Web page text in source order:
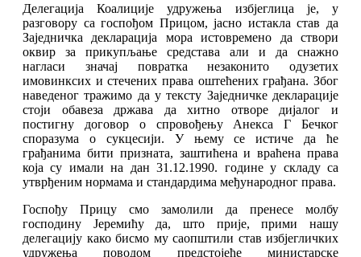
Делегација Коалиције удружења избјеглица је, у
разговору са госпођом Прицом, јасно истакла став да
Заједничка декларација мора истовремено да створи
оквир за прикупљање средстава али и да снажно
нагласи значај повратка незаконито одузетих
имовинксих и стечених права оштећених грађана. Због
наведеног тражимо да у тексту Заједничке декларације
стоји обавеза држава да хитно отворе дијалог и
постигну договор о спровођењу Анекса Г Бечког
споразума о сукцесији. У њему се истиче да ће
грађанима бити призната, заштићена и враћена права
која су имали на дан 31.12.1990. године у склaду са
утврђеним нормама и стандардима међународног права.
Госпођу Прицу смо замолили да пренесе молбу
господину Јеремићу да, што прије, прими нашу
делегацију како бисмо му саопштили став избјегличких
удружења поводом предстојеће министарске